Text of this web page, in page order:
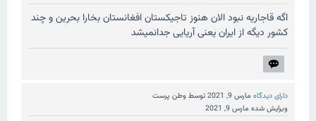
اگه قاجاریه نبود الان هنوز تاجیکستان افغانستان بخارا بحرین و چند
کشور دیگه از ایران یعنی آریایی جدانمیشد
دارای دیدگاه مارس 9, 2021 توسط وطن پرست
ویرایش شده مارس 9, 2021